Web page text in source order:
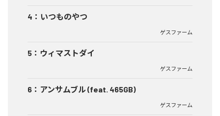
4 ： いつものやつ
ゲスファーム
5 ： ウィマストダイ
ゲスファーム
6 ： アンサムブル (feat. 465GB)
ゲスファーム